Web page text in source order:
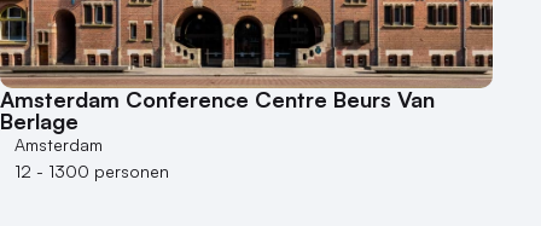
Amsterdam Conference Centre Beurs Van
Berlage
Amsterdam
12 - 1300 personen